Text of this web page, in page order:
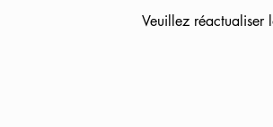
Veuillez réactualiser